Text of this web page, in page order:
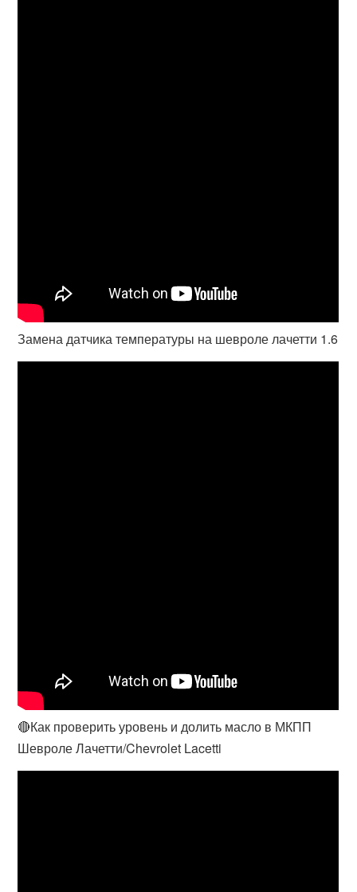
Замена датчика температуры на шевроле лачетти 1.6
🔴Как проверить уровень и долить масло в МКПП
Шевроле Лачетти/Chevrolet Lacetti